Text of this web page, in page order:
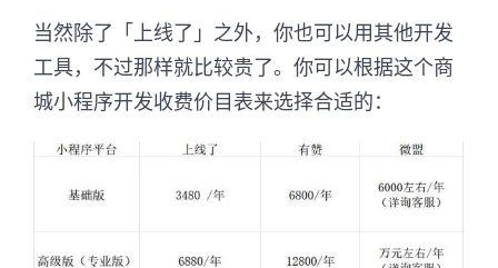
当然除了「上线了」之外，你也可以用其他开发
工具，不过那样就比较贵了。你可以根据这个商
城小程序开发收费价目表来选择合适的：